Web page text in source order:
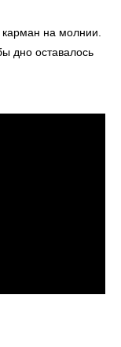
на молнии.
дно оставалось